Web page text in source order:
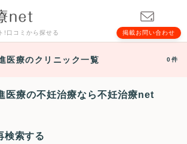
!口コミから探せる 掲載お問い合わせ
医療のクリニック一覧 0件
医療の不妊治療なら不妊治療net
検索する